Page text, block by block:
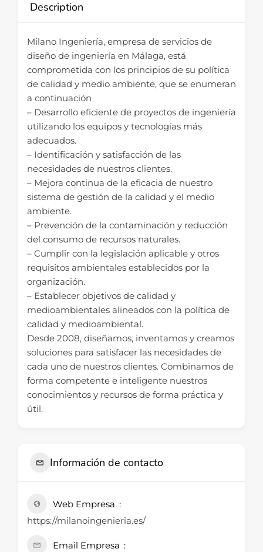
Description
Milano Ingeniería, empresa de servicios de
diseño de ingeniería en Málaga, está
comprometida con los principios de su política
de calidad y medio ambiente, que se enumeran
a continuación
– Desarrollo eficiente de proyectos de ingeniería
utilizando los equipos y tecnologías más
adecuados.
– Identificación y satisfacción de las
necesidades de nuestros clientes.
– Mejora continua de la eficacia de nuestro
sistema de gestión de la calidad y el medio
ambiente.
– Prevención de la contaminación y reducción
del consumo de recursos naturales.
– Cumplir con la legislación aplicable y otros
requisitos ambientales establecidos por la
organización.
– Establecer objetivos de calidad y
medioambientales alineados con la política de
calidad y medioambiental.
Desde 2008, diseñamos, inventamos y creamos
soluciones para satisfacer las necesidades de
cada uno de nuestros clientes. Combinamos de
forma competente e inteligente nuestros
conocimientos y recursos de forma práctica y
útil.
Información de contacto
Web Empresa
https://milanoingenieria.es/
Email Empresa